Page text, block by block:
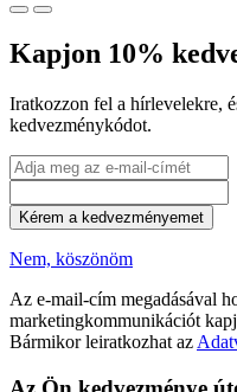
Kapjon 10%
Iratkozzon fel a hírlevelekre,
kedvezménykódot.
Kérem a kedvezményemet
Nem, köszönöm
Az e-mail-cím megadásával
marketingkommunikációt
Bármikor leiratkozhat az